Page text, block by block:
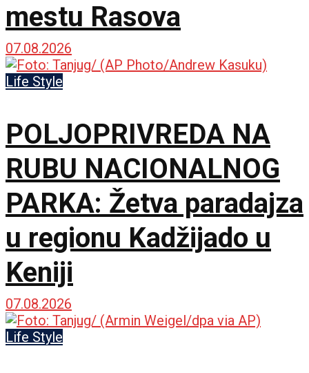
mestu Rasova
07.08.2026
Life Style
POLJOPRIVREDA NA
RUBU NACIONALNOG
PARKA: Žetva paradajza
u regionu Kadžijado u
Keniji
07.08.2026
Life Style